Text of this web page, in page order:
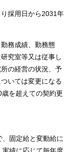
採用日から2031年
務成績、勤務態
究室等又は従事し
の経営の状況、予
いては変更になる
を超えての契約更
固定給と変動給に